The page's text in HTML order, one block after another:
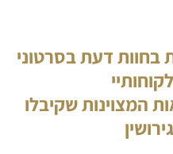
בחוות דעת בסרטוני
המצוינות שקיבלו